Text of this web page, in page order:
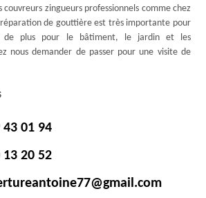
zingueurs professionnels comme chez
de gouttière est très importante pour
de plus pour le bâtiment, le jardin et les
nous demander de passer pour une visite de
43 01 94
13 20 52